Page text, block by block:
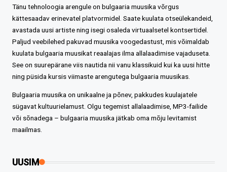
Tänu tehnoloogia arengule on bulgaaria muusika võrgus
kättesaadav erinevatel platvormidel. Saate kuulata otseülekandeid,
avastada uusi artiste ning isegi osaleda virtuaalsetel kontsertidel.
Paljud veebilehed pakuvad muusika voogedastust, mis võimaldab
kuulata bulgaaria muusikat reaalajas ilma allalaadimise vajaduseta.
See on suurepärane viis nautida nii vanu klassikuid kui ka uusi hitte
ning püsida kursis viimaste arengutega bulgaaria muusikas.
Bulgaaria muusika on unikaalne ja põnev, pakkudes kuulajatele
sügavat kultuurielamust. Olgu tegemist allalaadimise, MP3-failide
või sõnadega – bulgaaria muusika jätkab oma mõju levitamist
maailmas.
UUSIM